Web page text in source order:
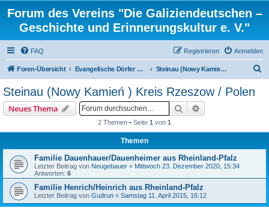
Forum des Vereins "Die Galiziendeutschen –
Geschichte und Erinnerungskultur e. V."
FAQ Anmelden
Registrieren
Foren-Übersicht Evangelische Dörfer und ortsbezogene Familienforschung Steinau (Nowy Kamień ) Kreis Rzeszow / Polen
Steinau (Nowy Kamień ) Kreis Rzeszow / Polen
Neues Thema Suche
2 Themen • Seite 1 von 1
Themen
Familie Dauenhauer/Dauenheimer aus Rheinland-Pfalz
Letzter Beitrag von Neugebauer « Mittwoch 23. Dezember 2020, 15:34
Antworten: 6
Familie Henrich/Heinrich aus Rheinland-Pfalz
Letzter Beitrag von Gudrun « Samstag 11. April 2015, 16:12